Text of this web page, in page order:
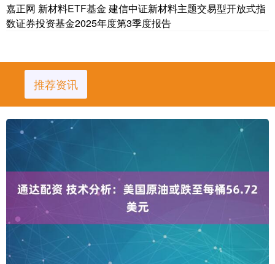
嘉正网 新材料ETF基金 建信中证新材料主题交易型开放式指
数证券投资基金2025年度第3季度报告
推荐资讯